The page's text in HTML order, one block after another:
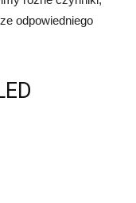
odpowiedniego